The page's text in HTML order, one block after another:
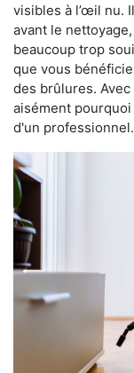
visibles à l’œil nu.
avant le
beaucoup trop
que vous
des brûlures.
aisément
d'un professionnel.